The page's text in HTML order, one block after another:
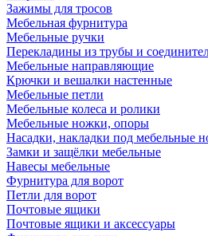
Зажимы для тросов
Мебельная фурнитура
Мебельные ручки
Перекладины из трубы и
Мебельные направляющие
Крючки и вешалки настенные
Мебельные петли
Мебельные колеса и ролики
Мебельные ножки, опоры
Насадки, накладки под мебельные
Замки и защёлки мебельные
Навесы мебельные
Фурнитура для ворот
Петли для ворот
Почтовые ящики
Почтовые ящики и аксессуары